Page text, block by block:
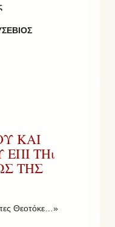
ΚΑΙ
ΕΠΙ ΤΗι
ΤΗΣ
Θεοτόκε…»